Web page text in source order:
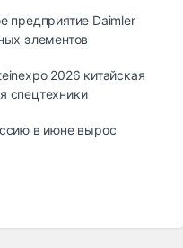
предприятие Daimler
элементов
2026 китайская
спецтехники
в июне вырос